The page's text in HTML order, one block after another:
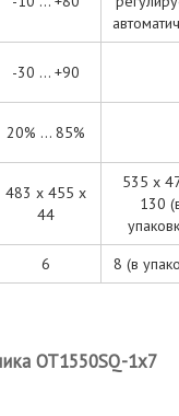
-30 ... +90
20% ... 85%
483 x 455 x
44
535 x
130
6 8 (в
OT1550SQ-1x7